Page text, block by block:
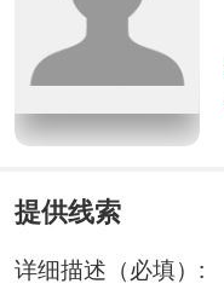
提供线索
详细描述（必填）: